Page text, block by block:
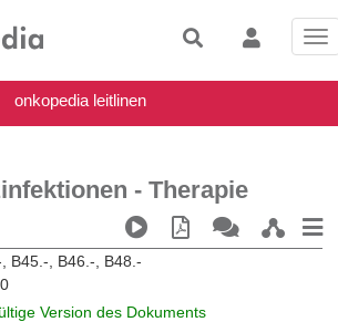
- Therapie
B45.-, B46.-, B48.-
Version des Dokuments